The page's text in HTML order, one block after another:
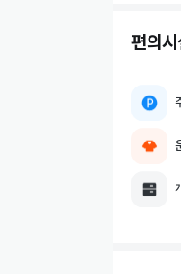
편의